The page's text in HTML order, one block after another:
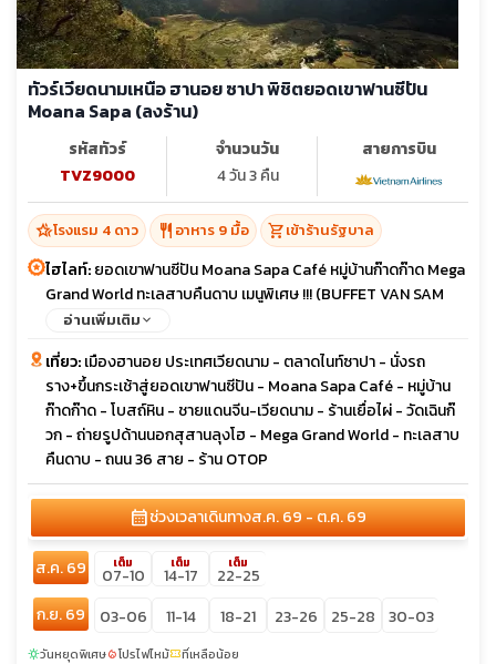
ทัวร์เวียดนามเหนือ ฮานอย ซาปา พิชิตยอดเขาฟานซีปัน
Moana Sapa (ลงร้าน)
รหัสทัวร์
TVZ9000
จำนวนวัน
4 วัน 3 คืน
สายการบิน
hotel_classโรงแรม 4 ดาว restaurant อาหาร 9 มื้อ shopping_cartเข้าร้านรัฐบาล
ไฮไลท์:ยอดเขาฟานซีปัน Moana Sapa Café หมู่บ้านก๊าดก๊าด Mega
Grand World ทะเลสาบคืนดาบ เมนูพิเศษ !!! (BUFFET VAN SAM
FANXIPAN & SALMON HOTPOT)
อ่านเพิ่มเติม
เที่ยว:เมืองฮานอย ประเทศเวียดนาม - ตลาดไนท์ซาปา - นั่งรถ
ราง+ขึ้นกระเช้าสู่ยอดเขาฟานซีปัน - Moana Sapa Café - หมู่บ้าน
ก๊าดก๊าด - โบสถ์หิน - ชายแดนจีน-เวียดนาม - ร้านเยื่อไผ่ - วัดเฉินก๊
วก - ถ่ายรูปด้านนอกสุสานลุงโฮ - Mega Grand World - ทะเลสาบ
คืนดาบ - ถนน 36 สาย - ร้าน OTOP
calendar_monthช่วงเวลาเดินทางส.ค. 69 - ต.ค. 69
ส.ค. 69 เต็ม
07-10
เต็ม
14-17
เต็ม
22-25
ก.ย. 69
03-06 11-14 18-21 23-26 25-28 30-03
sunnyวันหยุดพิเศษlocal_fire_departmentโปรไฟไหม้confirmation_numberที่เหลือน้อย